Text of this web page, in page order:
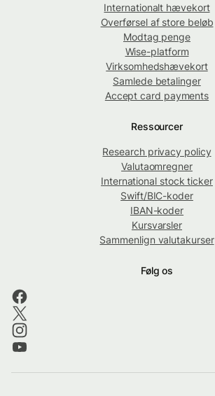
Internationalt hævekort
Overførsel af store beløb
Modtag penge
Wise-platform
Virksomhedshævekort
Samlede betalinger
Accept card payments
Ressourcer
Research privacy policy
Valutaomregner
International stock ticker
Swift/BIC-koder
IBAN-koder
Kursvarsler
Sammenlign valutakurser
Følg os